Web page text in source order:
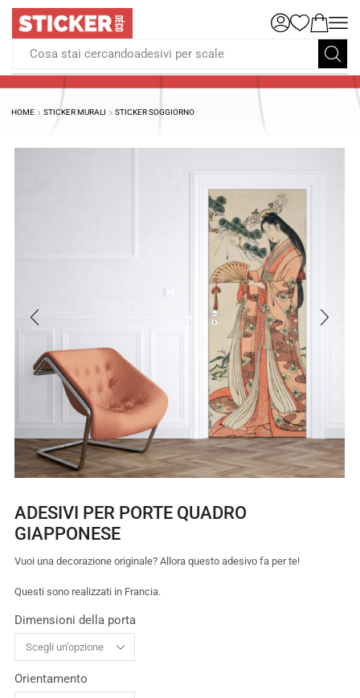
Cosa stai cercandoadesivi per scale
HOME STICKER MURALI STICKER SOGGIORNO
ADESIVI PER PORTE QUADRO
GIAPPONESE
Vuoi una decorazione originale? Allora questo adesivo fa per te!
Questi sono realizzati in Francia.
Dimensioni della porta
Orientamento